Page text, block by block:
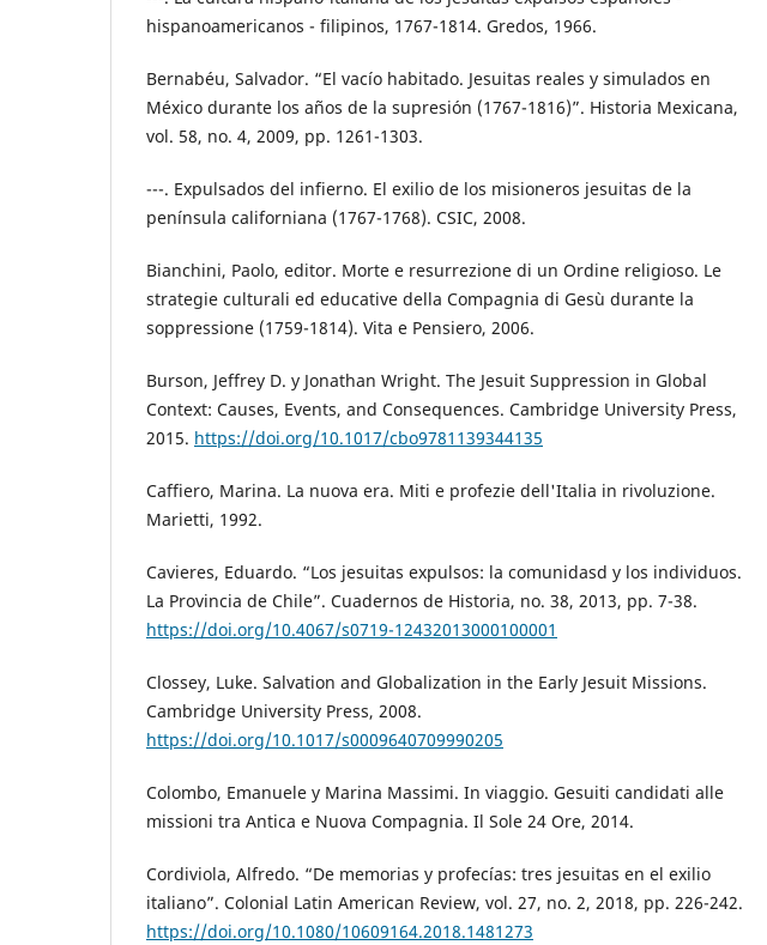
hispanoamericanos - filipinos, 1767-1814. Gredos, 1966.
Bernabéu, Salvador. “El vacío habitado. Jesuitas reales y simulados en
México durante los años de la supresión (1767-1816)”. Historia Mexicana,
vol. 58, no. 4, 2009, pp. 1261-1303.
---. Expulsados del infierno. El exilio de los misioneros jesuitas de la
península californiana (1767-1768). CSIC, 2008.
Bianchini, Paolo, editor. Morte e resurrezione di un Ordine religioso. Le
strategie culturali ed educative della Compagnia di Gesù durante la
soppressione (1759-1814). Vita e Pensiero, 2006.
Burson, Jeffrey D. y Jonathan Wright. The Jesuit Suppression in Global
Context: Causes, Events, and Consequences. Cambridge University Press,
2015. https://doi.org/10.1017/cbo9781139344135
Caffiero, Marina. La nuova era. Miti e profezie dell'Italia in rivoluzione.
Marietti, 1992.
Cavieres, Eduardo. “Los jesuitas expulsos: la comunidasd y los individuos.
La Provincia de Chile”. Cuadernos de Historia, no. 38, 2013, pp. 7-38.
https://doi.org/10.4067/s0719-12432013000100001
Clossey, Luke. Salvation and Globalization in the Early Jesuit Missions.
Cambridge University Press, 2008.
https://doi.org/10.1017/s0009640709990205
Colombo, Emanuele y Marina Massimi. In viaggio. Gesuiti candidati alle
missioni tra Antica e Nuova Compagnia. Il Sole 24 Ore, 2014.
Cordiviola, Alfredo. “De memorias y profecías: tres jesuitas en el exilio
italiano”. Colonial Latin American Review, vol. 27, no. 2, 2018, pp. 226-242.
https://doi.org/10.1080/10609164.2018.1481273